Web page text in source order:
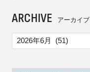
ARCHIVE アーカイブ